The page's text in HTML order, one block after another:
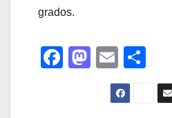
grados.
F
M E
m
ail
o
m